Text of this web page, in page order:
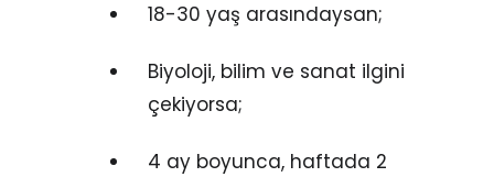
18-30 yaş arasındaysan;
Biyoloji, bilim ve sanat ilgini
çekiyorsa;
4 ay boyunca, haftada 2